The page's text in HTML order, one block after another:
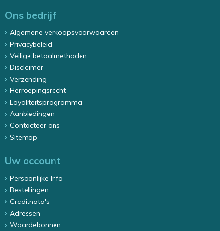
Ons bedrijf
Algemene verkoopsvoorwaarden
Privacybeleid
Veilige betaalmethoden
Disclaimer
Verzending
Herroepingsrecht
Loyaliteitsprogramma
Aanbiedingen
Contacteer ons
Sitemap
Uw account
Persoonlijke Info
Bestellingen
Creditnota's
Adressen
Waardebonnen